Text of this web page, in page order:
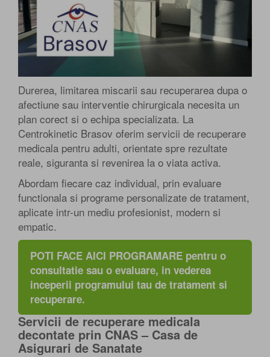
Durerea, limitarea miscarii sau recuperarea dupa o
afectiune sau interventie chirurgicala necesita un
plan corect si o echipa specializata. La
Centrokinetic Brasov oferim servicii de recuperare
medicala pentru adulti, orientate spre rezultate
reale, siguranta si revenirea la o viata activa.
Abordam fiecare caz individual, prin evaluare
functionala si programe personalizate de tratament,
aplicate intr-un mediu profesionist, modern si
empatic.
POTI FACE AICI PROGRAMARE pentru o
consultatie sau o evaluare, in vederea
inceperii programului tau de tratament si
recuperare.
Servicii de recuperare medicala
decontate prin CNAS – Casa de
Asigurari de Sanatate